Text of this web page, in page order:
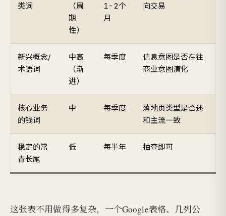
类词
（周
期
性）
1-2个
月
向交易
新兴概念/
术语词
中高
（渐
进）
每季度
信息意图是否在往
商业意图演化
核心业务
的钱词
中 每季度
落地页类型是否还
和主流一致
稳定的常
青长尾
低 每半年 抽查即可
这张表不用做得多复杂，一个Google表格、几列公